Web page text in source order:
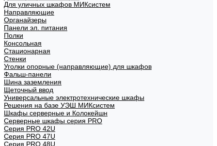
Для уличных шкафов МИКсистем
Направляющие
Органайзеры
Панели эл. питания
Полки
Консольная
Стационарная
Стенки
Уголки опорные (направляющие) для шкафов
Фальш-панели
Шина заземления
Щеточный ввод
Универсальные электротехнические шкафы
Решения на базе УЭШ МИКсистем
Шкафы серверные и Колокейшн
Серверные шкафы серия PRO
Серия PRO 42U
Серия PRO 47U
Серия PRO 48U